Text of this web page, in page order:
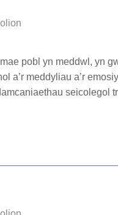
pobl yn meddwl, yn
a’r meddyliau a’r
seicolegol